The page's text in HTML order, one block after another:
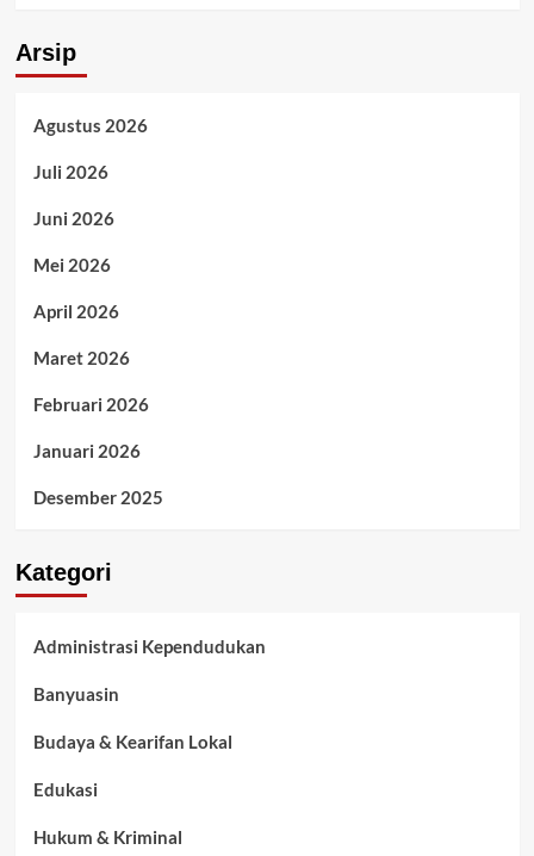
Arsip
Agustus 2026
Juli 2026
Juni 2026
Mei 2026
April 2026
Maret 2026
Februari 2026
Januari 2026
Desember 2025
Kategori
Administrasi Kependudukan
Banyuasin
Budaya & Kearifan Lokal
Edukasi
Hukum & Kriminal